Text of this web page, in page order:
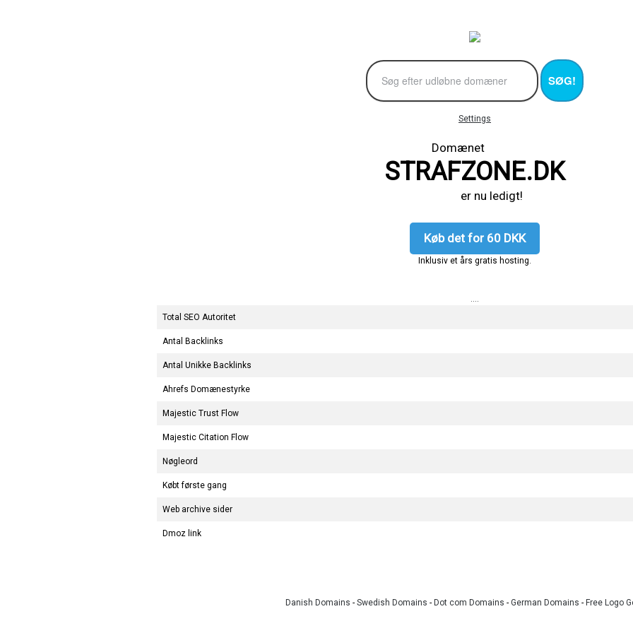
SØG!
Settings
Domænet
STRAFZONE.DK
er nu ledigt!
Køb det for 60 DKK
Inklusiv et års gratis hosting.
Total SEO Autoritet
Antal Backlinks
Antal Unikke Backlinks
Ahrefs Domænestyrke
Majestic Trust Flow
Majestic Citation Flow
Nøgleord
Købt første gang
Web archive sider
Dmoz link
Danish Domains - Swedish Domains - Dot com Domains - German Domains - Free Logo